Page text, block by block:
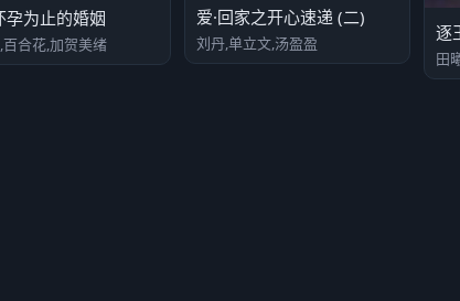
孕为止的婚姻
百合花,加贺美绪
爱·回家之开心速递 (二)
刘丹,单立文,汤盈盈 逐
田